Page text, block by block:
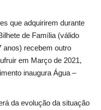
que adquirirem durante
de Família (válido
anos) recebem outro
em Março de 2021,
inaugura Água –
da evolução da situação